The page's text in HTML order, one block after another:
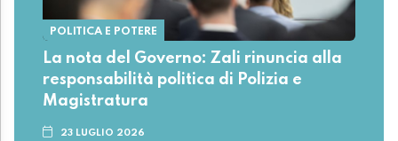
POLITICA E POTERE
La nota del Governo: Zali rinuncia alla
responsabilità politica di Polizia e
Magistratura
23 LUGLIO 2026